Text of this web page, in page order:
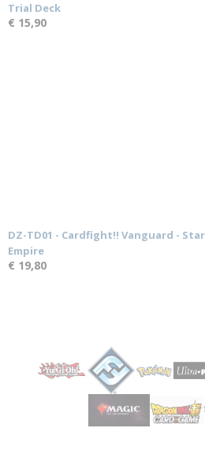
Trial Deck
€ 15,90
DZ-TD01 - Cardfight!! Vanguard -
Empire
€ 19,80